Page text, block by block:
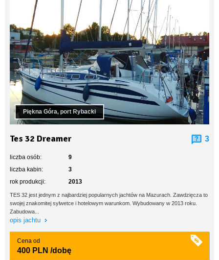
Piękna Góra, port Rybacki
Tes 32 Dreamer 3
liczba osób:
9
liczba kabin:
3
rok produkcji:
2013
TES 32 jest jednym z najbardziej popularnych jachtów na Mazurach. Zawdzięcza to
swojej znakomitej sylwetce i hotelowym warunkom. Wybudowany w 2013 roku.
Zabudowa...
opis jachtu
Cena od
400 PLN /dobę